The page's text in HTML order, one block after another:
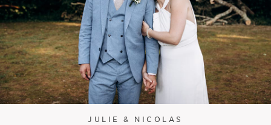
JULIE & NICOLAS